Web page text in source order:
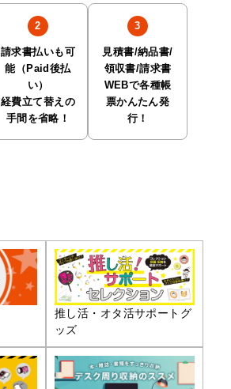
請求書払いも可
能（Paid後払
い）
経費立て替えの
手間を省略！
見積書/納品書/
領収書/請求書
WEBで各種帳
票かんたん発
行！
推し活・オタ活サポートグ
ッズ